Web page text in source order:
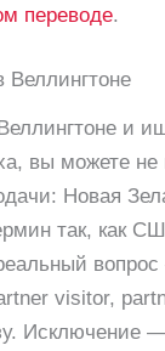
переводе.
и
вы можете не
Новая
так, как
visitor,
Исключение